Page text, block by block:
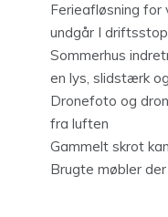
Ferieafløsning for
undgår I
Sommerhus
en lys, slidstærk
Dronefoto og
fra luften
Gammelt skrot
Brugte møbler